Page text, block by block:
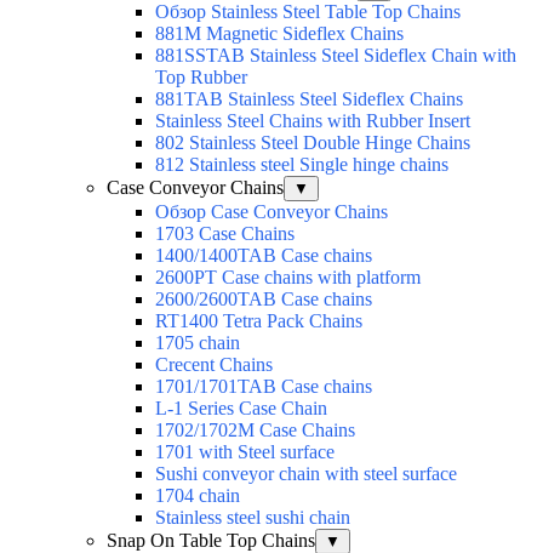
Обзор Stainless Steel Table Top Chains
881M Magnetic Sideflex Chains
881SSTAB Stainless Steel Sideflex Chain with
Top Rubber
881TAB Stainless Steel Sideflex Chains
Stainless Steel Chains with Rubber Insert
802 Stainless Steel Double Hinge Chains
812 Stainless steel Single hinge chains
Case Conveyor Chains
▼
Обзор Case Conveyor Chains
1703 Case Chains
1400/1400TAB Case chains
2600PT Case chains with platform
2600/2600TAB Case chains
RT1400 Tetra Pack Chains
1705 chain
Crecent Chains
1701/1701TAB Case chains
L-1 Series Case Chain
1702/1702M Case Chains
1701 with Steel surface
Sushi conveyor chain with steel surface
1704 chain
Stainless steel sushi chain
Snap On Table Top Chains
▼